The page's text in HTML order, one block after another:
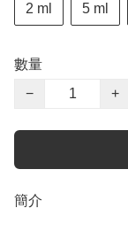
2 ml 5 ml
數量
−
+
簡介